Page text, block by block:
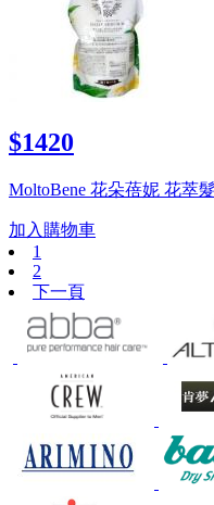
$1420
MoltoBene 花朵蓓妮 花萃
加入購物車
1
2
下一頁